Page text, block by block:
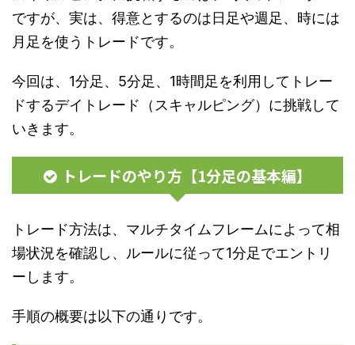
ですが、実は、得意とするのは日足や週足、時には
月足を使うトレードです。
今回は、1分足、5分足、1時間足を利用してトレー
ドするデイトレード（スキャルピング）に挑戦して
いきます。
トレードのやり方【1分足の基本編】
トレード方法は、マルチタイムフレームによって相
場状況を確認し、ルールに従って1分足でエントリ
ーします。
手順の概要は以下の通りです。